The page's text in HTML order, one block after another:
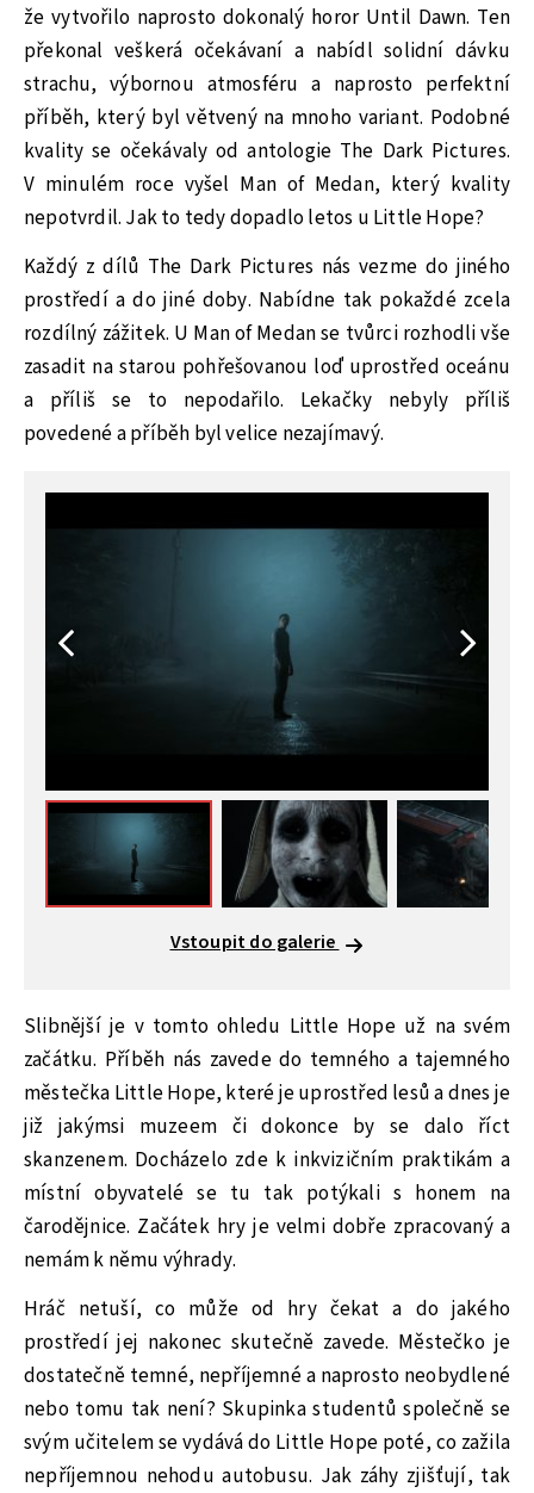
že vytvořilo naprosto dokonalý horor Until Dawn. Ten
překonal veškerá očekávaní a nabídl solidní dávku
strachu, výbornou atmosféru a naprosto perfektní
příběh, který byl větvený na mnoho variant. Podobné
kvality se očekávaly od antologie The Dark Pictures.
V minulém roce vyšel Man of Medan, který kvality
nepotvrdil. Jak to tedy dopadlo letos u Little Hope?
Každý z dílů The Dark Pictures nás vezme do jiného
prostředí a do jiné doby. Nabídne tak pokaždé zcela
rozdílný zážitek. U Man of Medan se tvůrci rozhodli vše
zasadit na starou pohřešovanou loď uprostřed oceánu
a příliš se to nepodařilo. Lekačky nebyly příliš
povedené a příběh byl velice nezajímavý.
Vstoupit do galerie
Slibnější je v tomto ohledu Little Hope už na svém
začátku. Příběh nás zavede do temného a tajemného
městečka Little Hope, které je uprostřed lesů a dnes je
již jakýmsi muzeem či dokonce by se dalo říct
skanzenem. Docházelo zde k inkvizičním praktikám a
místní obyvatelé se tu tak potýkali s honem na
čarodějnice. Začátek hry je velmi dobře zpracovaný a
nemám k němu výhrady.
Hráč netuší, co může od hry čekat a do jakého
prostředí jej nakonec skutečně zavede. Městečko je
dostatečně temné, nepříjemné a naprosto neobydlené
nebo tomu tak není? Skupinka studentů společně se
svým učitelem se vydává do Little Hope poté, co zažila
nepříjemnou nehodu autobusu. Jak záhy zjišťují, tak